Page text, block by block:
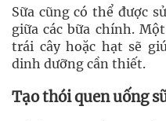
Sữa cũng có thể được
giữa các bữa chính.
trái cây hoặc hạt sẽ
dinh dưỡng cần thiết.
Tạo thói quen uống